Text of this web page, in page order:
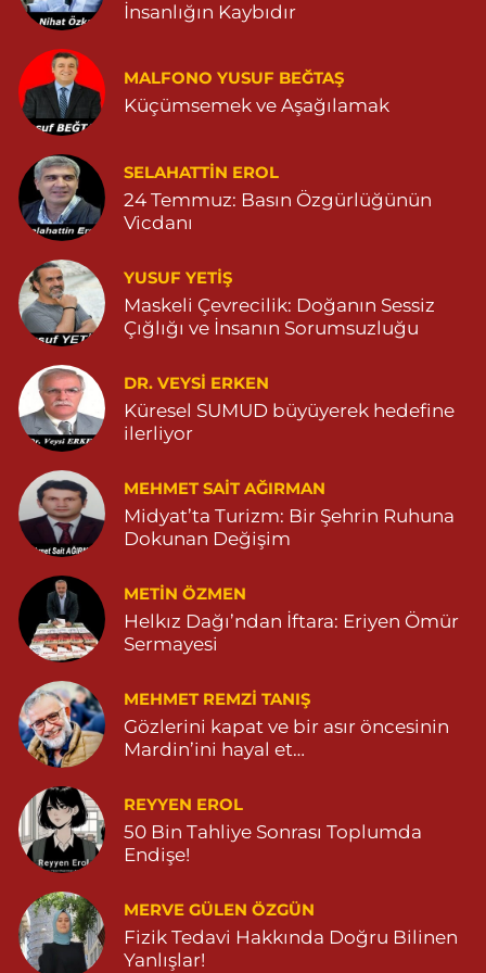
Yeni Mahalle, 3086.Sokak No:2 4 Ömerli Mardin
İlknur Eczanesi
Gül Mahallesi, Vatan Caddesi No:2 A Yeşilli Mardin
0 (482) 591 10 91
Turan Eczanesi
Tepebaşı Mahallesi, Kısmetli Caddesi No:59 D Dargeçit Mardin
0 (482) 381 36 70 Yol Tarifi Al
İnsanlığın Kaybıdır
MALFONO YUSUF BEĞTAŞ
Küçümsemek ve Aşağılamak
SELAHATTIN EROL
24 Temmuz: Basın Özgürlüğünün
Vicdanı
YUSUF YETİŞ
Maskeli Çevrecilik: Doğanın Sessiz
Çığlığı ve İnsanın Sorumsuzluğu
DR. VEYSI ERKEN
Küresel SUMUD büyüyerek hedefine
ilerliyor
MEHMET SAIT AĞIRMAN
Midyat’ta Turizm: Bir Şehrin Ruhuna
Dokunan Değişim
METIN ÖZMEN
Helkız Dağı’ndan İftara: Eriyen Ömür
Sermayesi
MEHMET REMZI TANIŞ
Gözlerini kapat ve bir asır öncesinin
Mardin’ini hayal et…
REYYEN EROL
50 Bin Tahliye Sonrası Toplumda
Endişe!
MERVE GÜLEN ÖZGÜN
Fizik Tedavi Hakkında Doğru Bilinen
Yanlışlar!